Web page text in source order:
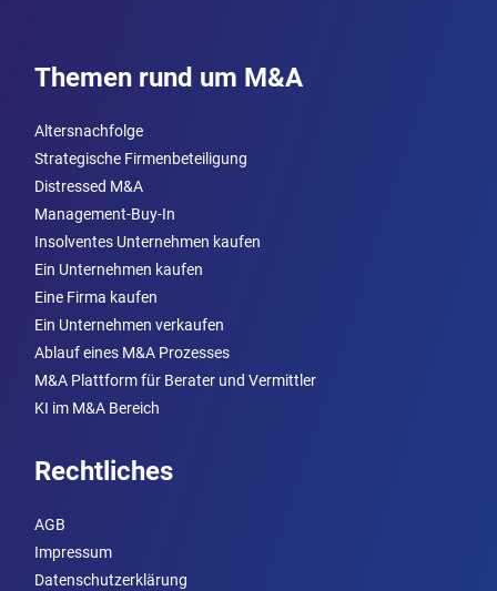
Themen rund um M&A
Altersnachfolge
Strategische Firmenbeteiligung
Distressed M&A
Management-Buy-In
Insolventes Unternehmen kaufen
Ein Unternehmen kaufen
Eine Firma kaufen
Ein Unternehmen verkaufen
Ablauf eines M&A Prozesses
M&A Plattform für Berater und Vermittler
KI im M&A Bereich
Rechtliches
AGB
Impressum
Datenschutzerklärung